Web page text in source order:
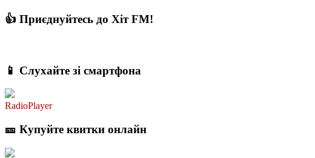
👍 Приєднуйтесь до Хіт FM!
📱 Слухайте зі смартфона
RadioPlayer
🎫 Купуйте квитки онлайн